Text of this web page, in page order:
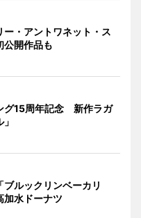
ー・アントワネット・ス
開作品も
グ15周年記念 新作ラガ
ルックリンベーカリ
水ドーナツ